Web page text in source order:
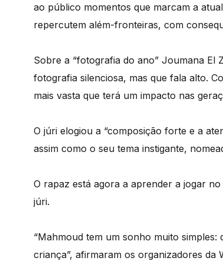
ao público momentos que marcam a
repercutem além-fronteiras, com
Sobre a “fotografia do ano” Joumana El
fotografia silenciosa, mas que fala alto.
mais vasta que terá um impacto nas
O júri elogiou a “composição forte e a
assim como o seu tema instigante,
O rapaz está agora a aprender a jogar
júri.
“Mahmoud tem um sonho muito
criança”, afirmaram os organizadores da